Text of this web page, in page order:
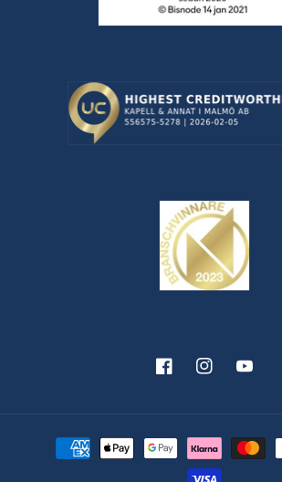
FacebookInstagramYouTube
Betalningsmetoder